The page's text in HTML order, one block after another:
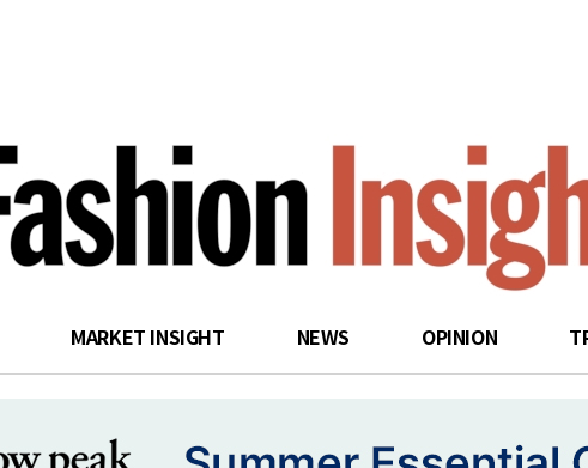
search
MARKET INSIGHT NEWS OPINION